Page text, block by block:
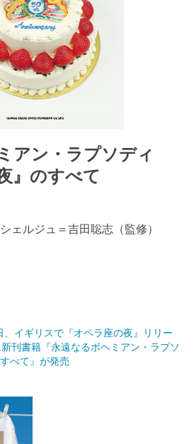
アン・ラプソディ
』のすべて
ェルジュ＝吉田聡志（監修）
イギリスで『オペラ座の夜』リリー
刊書籍『永遠なるボヘミアン・ラプソ
べて』が発売